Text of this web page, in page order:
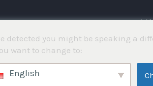
⌂
detected you might be speaking a
want to change to:
English